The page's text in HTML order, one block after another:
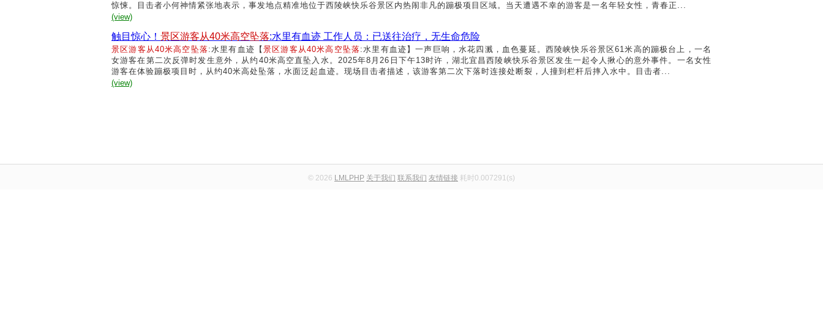
惊悚。目击者小何神情紧张地表示，事发地点精准地位于西陵峡快乐谷景区内热闹非凡的蹦极项目区域。当天遭遇不幸的游客是一名年轻女性，青春正...
(view)
触目惊心！ 景区游客从40米高空坠落:水里有血迹 工作人员：已送往治疗，无生命危险
景区游客从40米高空坠落 :水里有血迹【景区游客从40米高空坠落 :水里有血迹】一声巨响，水花四溅，血色蔓延。西陵峡快乐谷景区61米高的蹦极台上，一名
女游客在第二次反弹时发生意外，从约40米高空直坠入水。2025年8月26日下午13时许，湖北宜昌西陵峡快乐谷景区发生一起令人揪心的意外事件。一名女性
游客在体验蹦极项目时，从约40米高处坠落，水面泛起血迹。现场目击者描述，该游客第二次下落时连接处断裂，人撞到栏杆后摔入水中。目击者...
(view)
© 2026 LMLPHP 关于我们 联系我们 友情链接 耗时0.007291(s)